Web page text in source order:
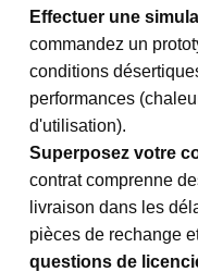
Effectuer une
commandez un
conditions
performances
d'utilisation).
Superposez votre
contrat comprenne
livraison dans les
pièces de rechange
questions de